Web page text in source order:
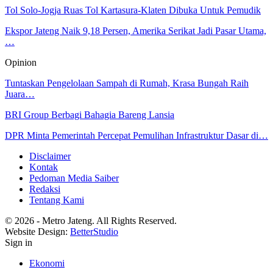
Tol Solo-Jogja Ruas Tol Kartasura-Klaten Dibuka Untuk Pemudik
Ekspor Jateng Naik 9,18 Persen, Amerika Serikat Jadi Pasar Utama,
…
Opinion
Tuntaskan Pengelolaan Sampah di Rumah, Krasa Bungah Raih
Juara…
BRI Group Berbagi Bahagia Bareng Lansia
DPR Minta Pemerintah Percepat Pemulihan Infrastruktur Dasar di…
Disclaimer
Kontak
Pedoman Media Saiber
Redaksi
Tentang Kami
© 2026 - Metro Jateng. All Rights Reserved.
Website Design: BetterStudio
Sign in
Ekonomi